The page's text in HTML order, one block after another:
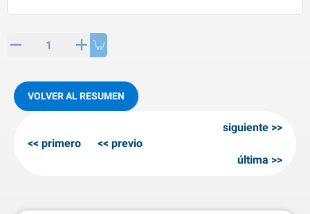
de SPP
AL-KO
para invierno
invernales
VOLVER AL RESUMEN
primero previo
siguiente
última